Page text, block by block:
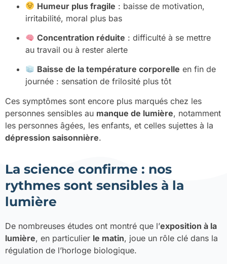
Humeur plus fragile : baisse de motivation,
irritabilité, moral plus bas
Concentration réduite : difficulté à se mettre
au travail ou à rester alerte
Baisse de la température corporelle en fin de
journée : sensation de frilosité plus tôt
Ces symptômes sont encore plus marqués chez les
personnes sensibles au manque de lumière, notamment
les personnes âgées, les enfants, et celles sujettes à la
dépression saisonnière.
La science confirme : nos
rythmes sont sensibles à la
lumière
De nombreuses études ont montré que l’exposition à la
lumière, en particulier le matin, joue un rôle clé dans la
régulation de l’horloge biologique.